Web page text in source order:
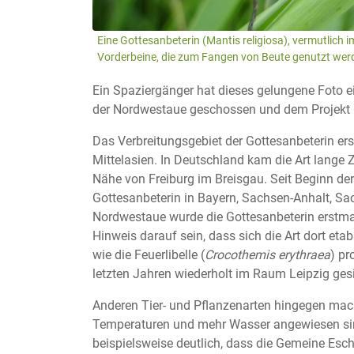
Eine Gottesanbeterin (Mantis religiosa), vermutlich
Vorderbeine, die zum Fangen von Beute genutzt
Ein Spaziergänger hat dieses gelungene Foto
der Nordwestaue geschossen und dem
Das Verbreitungsgebiet der Gottesanbeterin
Mittelasien. In Deutschland kam die Art lange
Nähe von Freiburg im Breisgau. Seit Beginn
Gottesanbeterin in Bayern, Sachsen-Anhalt,
Nordwestaue wurde die Gottesanbeterin
Hinweis darauf sein, dass sich die Art dort
wie die Feuerlibelle (Crocothemis erythraea)
letzten Jahren wiederholt im Raum Leipzig
Anderen Tier- und Pflanzenarten hingegen
Temperaturen und mehr Wasser angewiesen
beispielsweise deutlich, dass die Gemeine